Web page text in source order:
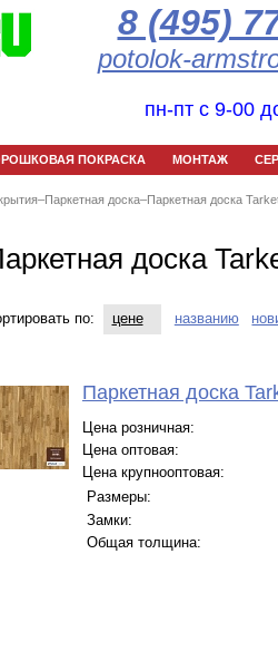
8 (495)
potolok-
пн-пт с 9-00
ПОКРАСКА МОНТАЖ
–Паркетная доска–Паркетная доска
доска
по: цене названию
Паркетная доска
Цена розничная:
Цена оптовая:
Цена крупнооптовая:
Размеры:
Замки:
Общая толщина: